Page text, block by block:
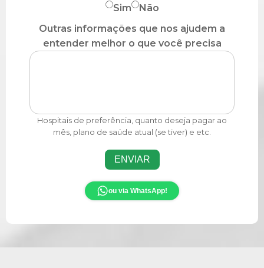
Sim
Não
Outras informações que nos ajudem a
entender melhor o que você precisa
Hospitais de preferência, quanto deseja pagar ao
mês, plano de saúde atual (se tiver) e etc.
ENVIAR
ou via WhatsApp!